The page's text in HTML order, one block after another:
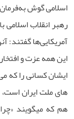
اسلامی گوش
رهبر انقلاب
آمریکایی‌ها گفتند:
این همه عزت و
ایشان کسانی را که
های ملت ایران
هم که میگویند